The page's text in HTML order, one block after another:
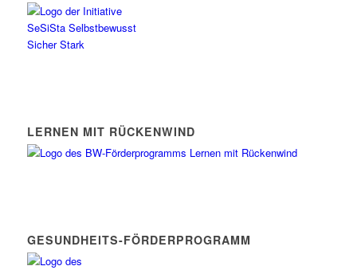
LERNEN MIT RÜCKENWIND
GESUNDHEITS-FÖRDERPROGRAMM